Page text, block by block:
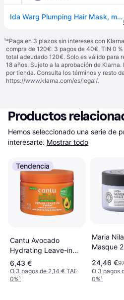
Ida Warg Plumping Hair Mask, mascarilla capilar voluminizadora, 300 ml
¹*Paga en 3 plazos sin intereses con
compra de 120€: 3 pagos de 40€, TIN 0
total adeudado 120€. Solo es válido para
18 años. Sujeto a la aprobación de
por tienda. Consulta los términos y resto
https://www.klarna.com/es/legal/.
Productos
Hemos seleccionado una serie de
interesarte. Mostrar todo
Tendencia
Cantu Avocado
Hydrating Leave-in
Repair Cream 340g
6,43 €
O 3 pagos de 2,14 € TAE
0%¹
Maria
Masque
24,46 €
O 3 pagos
0%¹